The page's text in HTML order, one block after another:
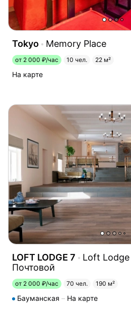
Tokyo Memory Place
от 2 000 ₽/час 10 чел. 22 м²
На карте
LOFT LODGE 7
Loft
Почтовой
от 2 000 ₽/час 70 чел. 190 м²
Бауманская На карте